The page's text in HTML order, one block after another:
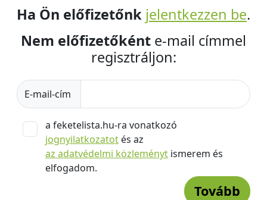
Ha Ön előfizetőnk jelentkezzen be.
Nem előfizetőként e-mail címmel
regisztráljon:
E-mail-cím
a feketelista.hu-ra vonatkozó
jognyilatkozatot és az
az adatvédelmi közleményt ismerem és
elfogadom.
Tovább